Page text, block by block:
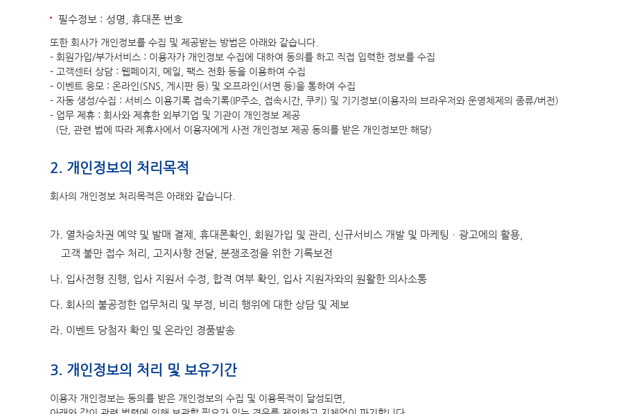
필수정보 : 성명, 휴대폰 번호
또한 회사가 개인정보를 수집 및 제공받는 방법은 아래와 같습니다.
- 회원가입/부가서비스 : 이용자가 개인정보 수집에 대하여 동의를 하고 직접 입력한 정보를 수집
- 고객센터 상담 : 웹페이지, 메일, 팩스 전화 등을 이용하여 수집
- 이벤트 응모 : 온라인(SNS, 게시판 등) 및 오프라인(서면 등)을 통하여 수집
- 자동 생성/수집 : 서비스 이용기록 접속기록(IP주소, 접속시간, 쿠키) 및 기기정보(이용자의 브라우저와 운영체제의 종류/버전)
- 업무 제휴 : 회사와 제휴한 외부기업 및 기관이 개인정보 제공
(단, 관련 법에 따라 제휴사에서 이용자에게 사전 개인정보 제공 동의를 받은 개인정보만 해당)
2. 개인정보의 처리목적
회사의 개인정보 처리목적은 아래와 같습니다.
가. 열차승차권 예약 및 발매 결제, 휴대폰확인, 회원가입 및 관리, 신규서비스 개발 및 마케팅ㆍ광고에의 활용,
고객 불만 접수 처리, 고지사항 전달, 분쟁조정을 위한 기록보전
나. 입사전형 진행, 입사 지원서 수정, 합격 여부 확인, 입사 지원자와의 원활한 의사소통
다. 회사의 불공정한 업무처리 및 부정, 비리 행위에 대한 상담 및 제보
라. 이벤트 당첨자 확인 및 온라인 경품발송
3. 개인정보의 처리 및 보유기간
이용자 개인정보는 동의를 받은 개인정보의 수집 및 이용목적이 달성되면,